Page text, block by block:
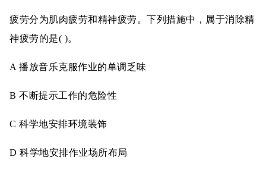
疲劳分为肌肉疲劳和精神疲劳。下列措施中，属于消除精
神疲劳的是( )。
A 播放音乐克服作业的单调乏味
B 不断提示工作的危险性
C 科学地安排环境装饰
D 科学地安排作业场所布局